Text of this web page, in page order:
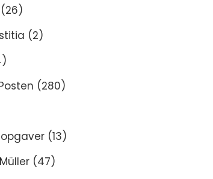
(26)
(2)
(280)
(13)
(47)